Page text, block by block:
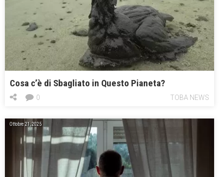
Cosa c’è di Sbagliato in Questo Pianeta?
TOBA NEWS
0
Ottobre 21, 2025